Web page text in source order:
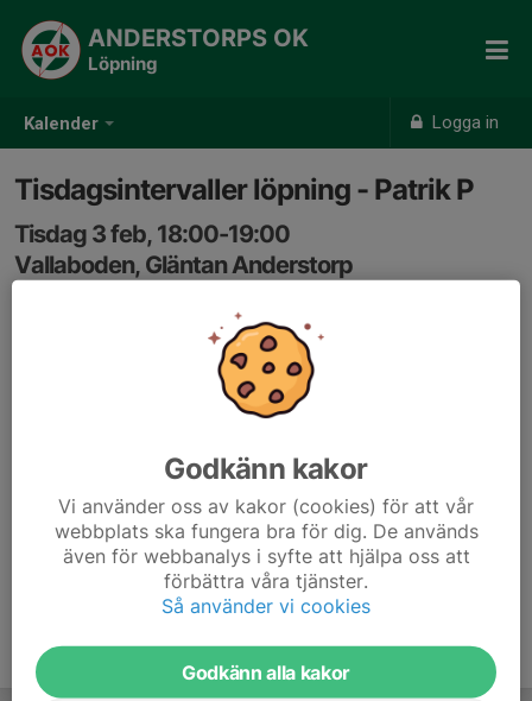
Kalender Logga in
ANDERSTORPS OK
Löpning
Tisdagsintervaller löpning - Patrik P
Tisdag 3 feb, 18:00-19:00
Vallaboden, Gläntan Anderstorp
Gemensam löpträning med intervaller, för ungdomar
och vuxna. Växlande ledarskap. Vi inleder med lugn
uppvärmning och kör sedan intervaller som ska passa
Gläntan. Välkommen!Godkänn kakor
Vi använder oss av kakor (cookies) för att vår
webbplats ska fungera bra för dig. De används
även för webbanalys i syfte att hjälpa oss att
förbättra våra tjänster.
Så använder vi cookies
Godkänn alla kakor